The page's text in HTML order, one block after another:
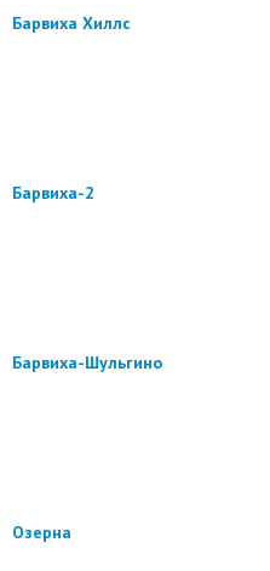
Барвиха Хиллс
Барвиха-2
Барвиха-Шульгино
Озерна